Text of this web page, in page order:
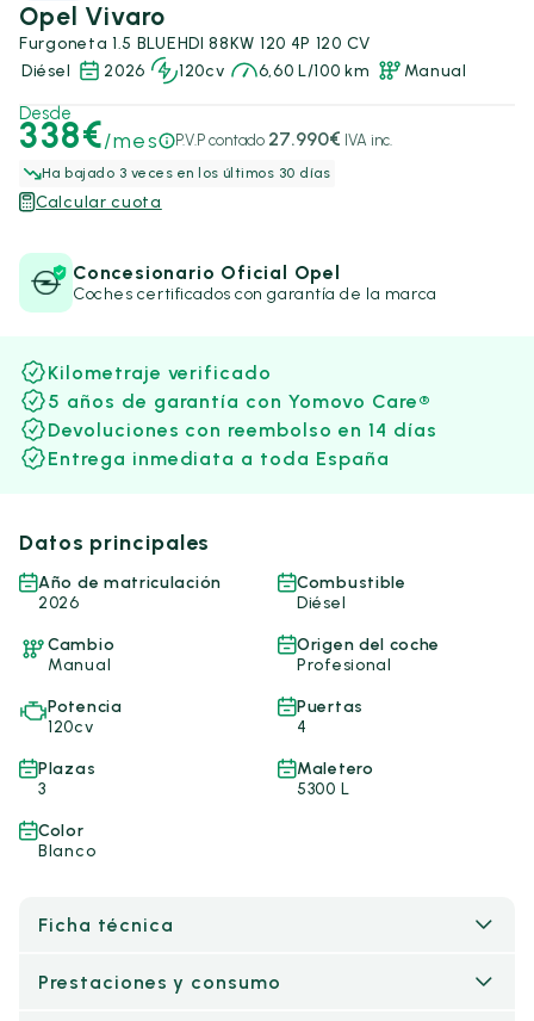
Opel Vivaro
Furgoneta 1.5 BLUEHDI 88KW 120 4P 120 CV
Diésel
2026 120cv 6,60 L/100 km Manual
Desde
338€/mes P.V.P contado 27.990€ IVA inc.
Ha bajado 3 veces en los últimos 30 días
Calcular cuota
Concesionario Oficial Opel
Coches certificados con garantía de la marca
Kilometraje verificado
5 años de garantía con Yomovo Care®
Devoluciones con reembolso en 14 días
Entrega inmediata a toda España
Datos principales
Año de matriculación
2026
Combustible
Diésel
Cambio
Manual
Origen del coche
Profesional
Potencia
120cv
Puertas
4
Plazas
3
Maletero
5300 L
Color
Blanco
Ficha técnica
Prestaciones y consumo